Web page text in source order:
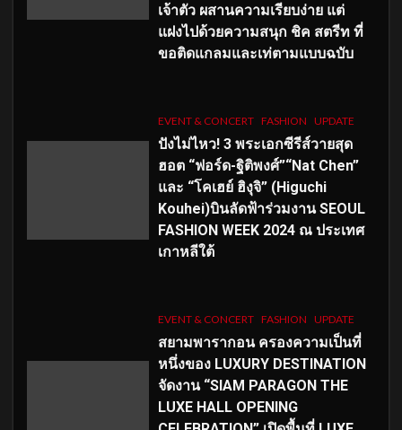
เจ้าตัว ผสานความเรียบง่าย แต่
แฝงไปด้วยความสนุก ชิค สตรีท ที่
ขอติดแกลมและเท่ตามแบบฉบับ
EVENT & CONCERT FASHION UPDATE
ปังไม่ไหว! 3 พระเอกซีรีส์วายสุด
ฮอต “ฟอร์ด-ฐิติพงศ์”“Nat Chen”
และ “โคเฮย์ ฮิงุจิ” (Higuchi
Kouhei)บินลัดฟ้าร่วมงาน SEOUL
FASHION WEEK 2024 ณ ประเทศ
เกาหลีใต้
EVENT & CONCERT FASHION UPDATE
สยามพารากอน ครองความเป็นที่
หนึ่งของ LUXURY DESTINATION
จัดงาน “SIAM PARAGON THE
LUXE HALL OPENING